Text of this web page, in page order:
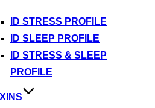
ID STRESS PROFILE
ID SLEEP PROFILE
ID STRESS & SLEEP
PROFILE